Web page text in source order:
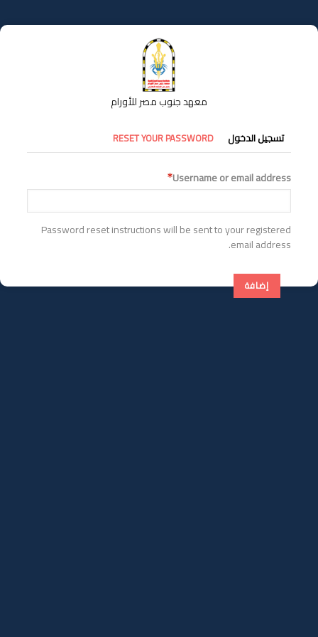
إلى
المحتوى
معهد جنوب مصر للأورام
التبويبات
الأساسية
تسجيل الدخول RESET YOUR PASSWORD
Username or email address
Password reset instructions will be sent to your registered
email address.